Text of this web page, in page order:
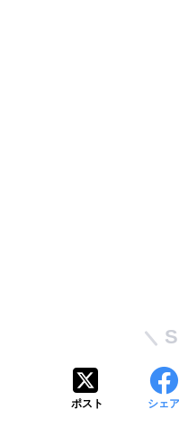
ポスト シェア